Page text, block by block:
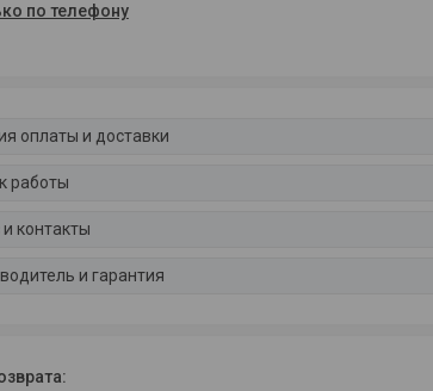
по телефону
оплаты и доставки
работы
контакты
и гарантия